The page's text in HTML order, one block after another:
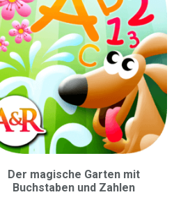
Der magische Garten mit
Buchstaben und Zahlen